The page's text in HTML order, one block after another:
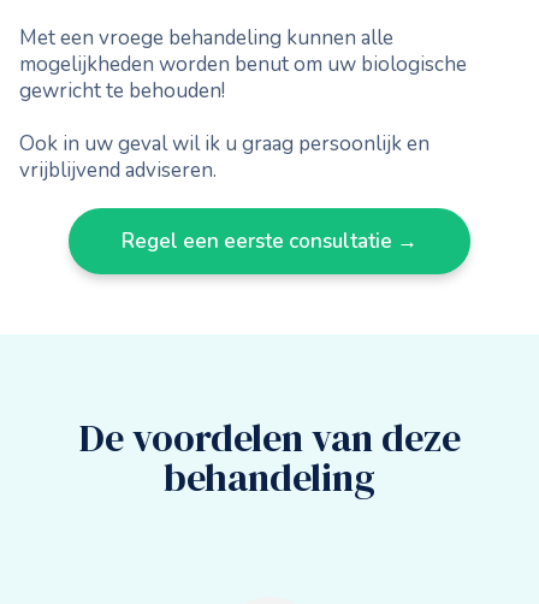
Met een vroege behandeling kunnen alle
mogelijkheden worden benut om uw biologische
gewricht te behouden!
Ook in uw geval wil ik u graag persoonlijk en
vrijblijvend adviseren.
Regel een eerste consultatie →
De voordelen van deze
behandeling